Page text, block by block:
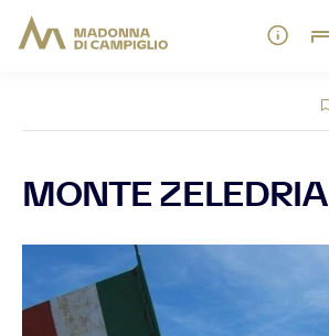
MONTE ZELEDRIA